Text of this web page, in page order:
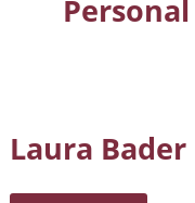
Personal
Laura Bader